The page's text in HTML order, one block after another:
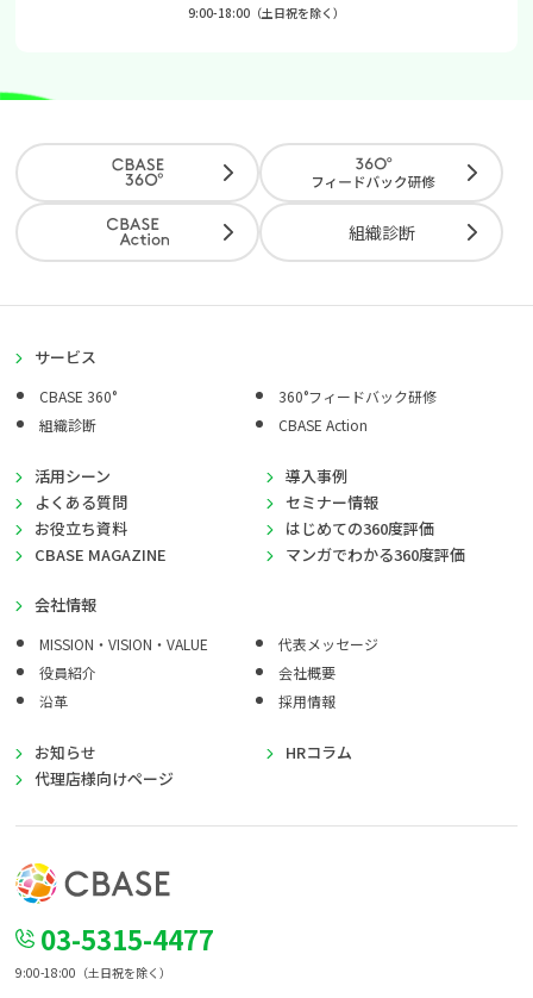
9:00-18:00（土日祝を除く）
組織診断
サービス
CBASE 360°
360°フィードバック研修
組織診断
CBASE Action
活用シーン
導入事例
よくある質問
セミナー情報
お役立ち資料
はじめての360度評価
CBASE MAGAZINE
マンガでわかる360度評価
会社情報
MISSION・VISION・VALUE
代表メッセージ
役員紹介
会社概要
沿革
採用情報
お知らせ
HRコラム
代理店様向けページ
03-5315-4477
9:00-18:00（土日祝を除く）